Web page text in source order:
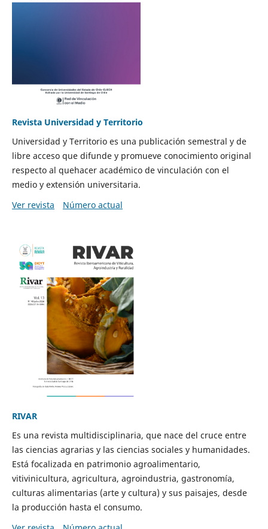
Revista Universidad y Territorio
Universidad y Territorio es una publicación semestral y de
libre acceso que difunde y promueve conocimiento original
respecto al quehacer académico de vinculación con el
medio y extensión universitaria.
Ver revista
Número actual
RIVAR
Es una revista multidisciplinaria, que nace del cruce entre
las ciencias agrarias y las ciencias sociales y humanidades.
Está focalizada en patrimonio agroalimentario,
vitivinicultura, agricultura, agroindustria, gastronomía,
culturas alimentarias (arte y cultura) y sus paisajes, desde
la producción hasta el consumo.